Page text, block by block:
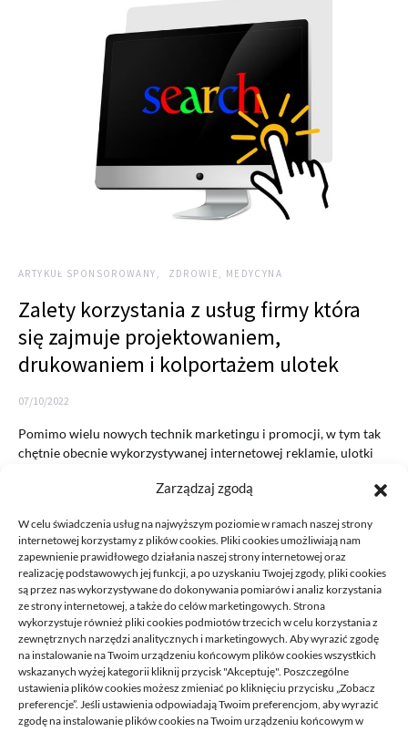
Zarządzaj zgodą
W celu świadczenia usług na najwyższym poziomie w ramach naszej strony
internetowej korzystamy z plików cookies. Pliki cookies umożliwiają nam
zapewnienie prawidłowego działania naszej strony internetowej oraz
realizację podstawowych jej funkcji, a po uzyskaniu Twojej zgody, pliki cookies
są przez nas wykorzystywane do dokonywania pomiarów i analiz korzystania
ze strony internetowej, a także do celów marketingowych. Strona
wykorzystuje również pliki cookies podmiotów trzecich w celu korzystania z
zewnętrznych narzędzi analitycznych i marketingowych. Aby wyrazić zgodę
na instalowanie na Twoim urządzeniu końcowym plików cookies wszystkich
wskazanych wyżej kategorii kliknij przycisk "Akceptuję". Poszczególne
ustawienia plików cookies możesz zmieniać po kliknięciu przycisku „Zobacz
preferencje”. Jeśli ustawienia odpowiadają Twoim preferencjom, aby wyrazić
zgodę na instalowanie plików cookies na Twoim urządzeniu końcowym w
ARTYKUŁ SPONSOROWANY ZDROWIE, MEDYCYNA
Zalety korzystania z usług firmy która
się zajmuje projektowaniem,
drukowaniem i kolportażem ulotek
07/10/2022
Pomimo wielu nowych technik marketingu i promocji, w tym tak
chętnie obecnie wykorzystywanej internetowej reklamie, ulotki
READ MORE
DECA /